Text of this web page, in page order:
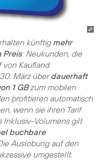
künftig mehr
Preis: Neukunden, die
von Kaufland
März überdauerhaft
1 GBzum mobilen
profitieren automatisch
wenn sie ihren Tarif
Inklusiv-Volumens gilt
buchbare
Auslobung auf den
umgestellt.